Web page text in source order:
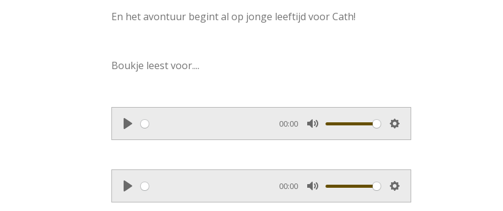
En het avontuur begint al op jonge leeftijd voor Cath!
Boukje leest voor....
P
a
y
00:00
M
t
e
S
t
t
i
P
00:00
M
S